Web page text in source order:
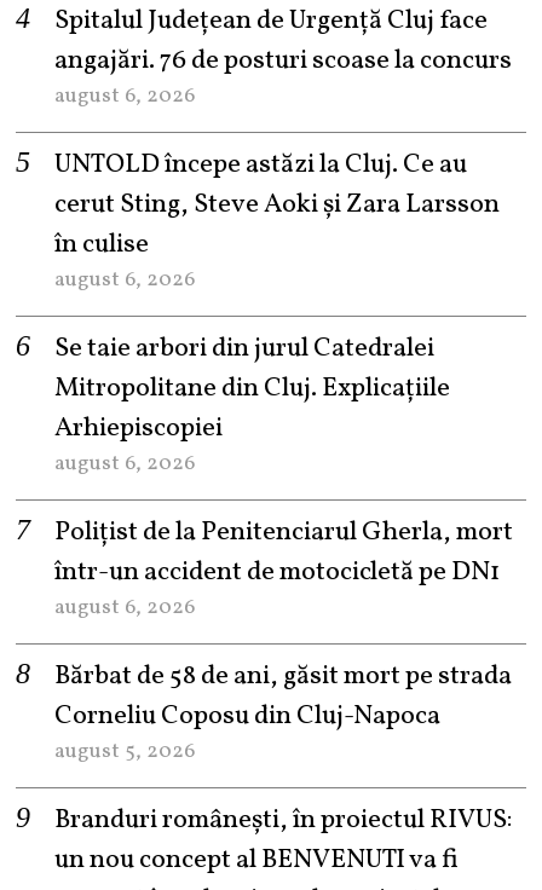
Spitalul Județean de Urgență Cluj face
angajări. 76 de posturi scoase la concurs
august 6, 2026
UNTOLD începe astăzi la Cluj. Ce au
cerut Sting, Steve Aoki și Zara Larsson
în culise
august 6, 2026
Se taie arbori din jurul Catedralei
Mitropolitane din Cluj. Explicațiile
Arhiepiscopiei
august 6, 2026
Polițist de la Penitenciarul Gherla, mort
într-un accident de motocicletă pe DN1
august 6, 2026
Bărbat de 58 de ani, găsit mort pe strada
Corneliu Coposu din Cluj-Napoca
august 5, 2026
Branduri românești, în proiectul RIVUS:
un nou concept al BENVENUTI va fi